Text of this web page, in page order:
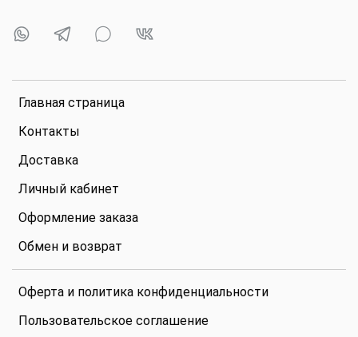
Главная страница
Контакты
Доставка
Личный кабинет
Оформление заказа
Обмен и возврат
Оферта и политика конфиденциальности
Пользовательское соглашение